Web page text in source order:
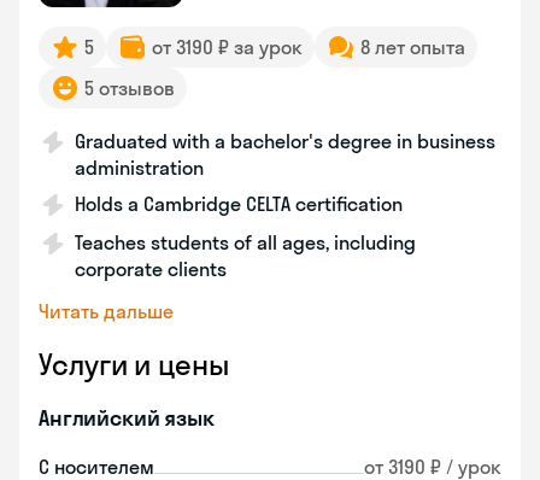
5 от 3190 ₽ за урок
8 лет опыта
5 отзывов
Graduated with a bachelor's degree in business
administration
Holds a Cambridge CELTA certification
Teaches students of all ages, including
corporate clients
Читать дальше
Услуги и цены
Английский язык
С носителем от 3190 ₽ / урок